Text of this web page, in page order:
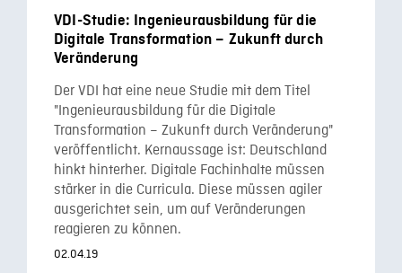
VDI-Studie: Ingenieurausbildung für die
Digitale Transformation – Zukunft durch
Veränderung
Der VDI hat eine neue Studie mit dem Titel
"Ingenieurausbildung für die Digitale
Transformation – Zukunft durch Veränderung"
veröffentlicht. Kernaussage ist: Deutschland
hinkt hinterher. Digitale Fachinhalte müssen
stärker in die Curricula. Diese müssen agiler
ausgerichtet sein, um auf Veränderungen
reagieren zu können.
02.04.19